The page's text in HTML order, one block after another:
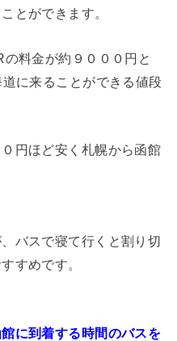
とができます。
料金が約９０００円と
に来ることができる値段
円ほど安く札幌から函館
バスで寝て行くと割り切
すめです。
に到着する時間のバスを